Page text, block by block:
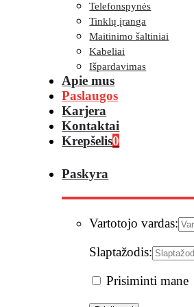
Telefonspynės
Tinklų įranga
Maitinimo šaltiniai
Kabeliai
Išpardavimas
Apie mus
Paslaugos
Karjera
Kontaktai
Krepšelis0
Paskyra
Vartotojo vardas:
Slaptažodis:
Prisiminti mane